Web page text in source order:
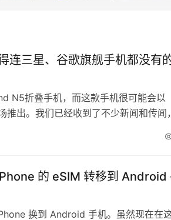
连三星、谷歌旗舰手机都没有
N5折叠手机，而这款手机很可能会以
推出。我们已经收到了不少新闻和传闻
持长焦微距拍摄。换句话说，这款折叠
的 eSIM 转移到 Android
换到 Android 手机。虽然现在在